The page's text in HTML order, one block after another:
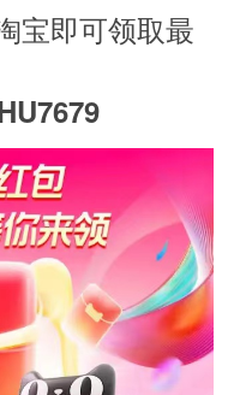
宝即可领取最